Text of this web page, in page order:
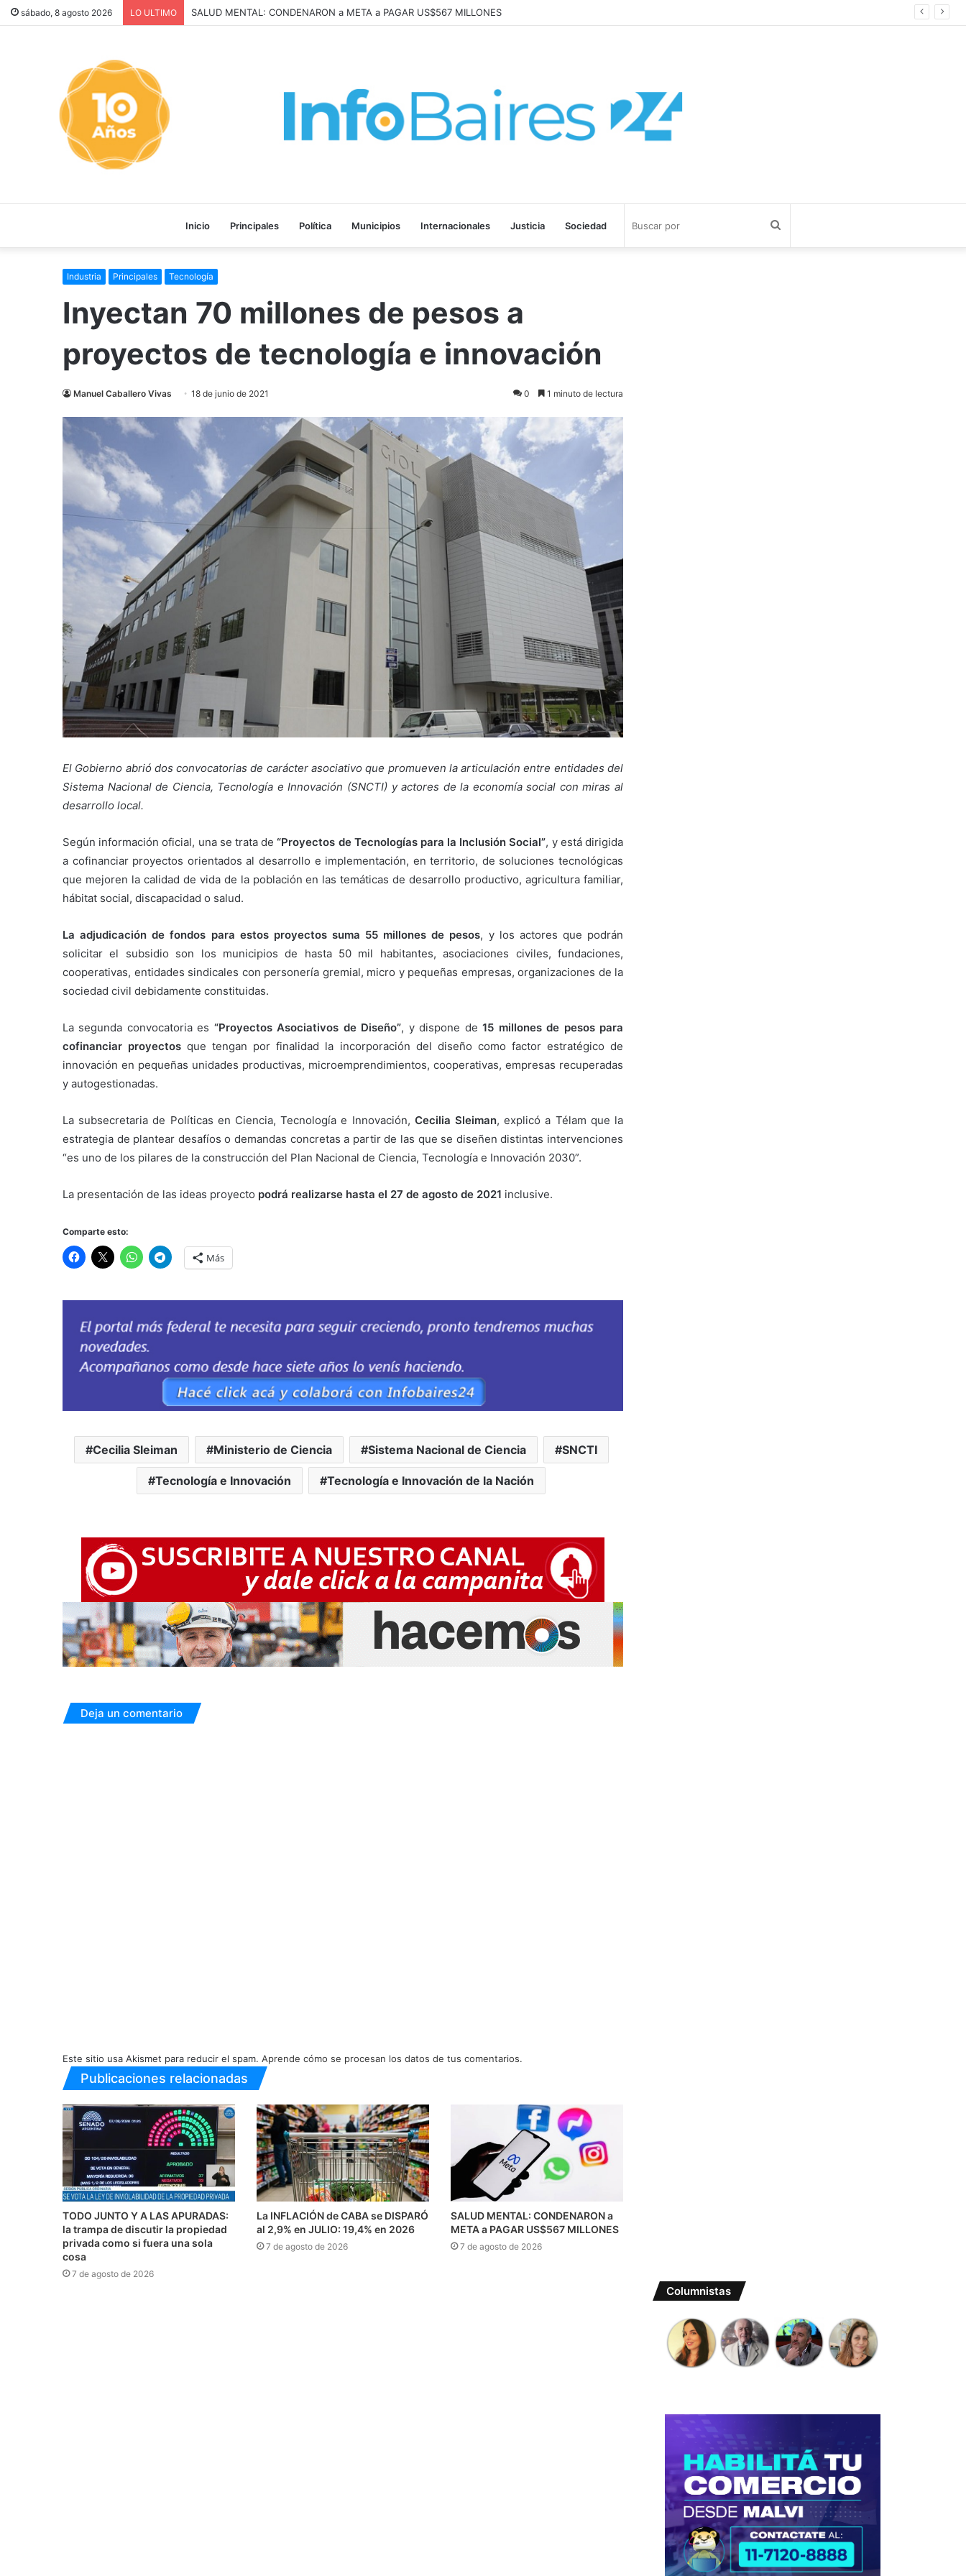
sábado, 8 agosto 2026 LO ULTIMO San Cayetano: Paz, Pan y Trabajo «tenemos que aprender a dialogar y a tratarnos bien» Mons. García Cuerva
Inicio Principales Política Municipios Internacionales Justicia Sociedad
Industria Principales Tecnología
Inyectan 70 millones de pesos a
proyectos de tecnología e innovación
Manuel Caballero Vivas 18 de junio de 2021 0 1 minuto de lectura
El Gobierno abrió dos convocatorias de carácter asociativo que promueven la articulación entre entidades del
Sistema Nacional de Ciencia, Tecnología e Innovación (SNCTI) y actores de la economía social con miras al
desarrollo local.
Según información oficial, una se trata de“Proyectos de Tecnologías para la Inclusión Social”, y está dirigida
a cofinanciar proyectos orientados al desarrollo e implementación, en territorio, de soluciones tecnológicas
que mejoren la calidad de vida de la población en las temáticas de desarrollo productivo, agricultura familiar,
hábitat social, discapacidad o salud.
La adjudicación de fondos para estos proyectos suma 55 millones de pesos, y los actores que podrán
solicitar el subsidio son los municipios de hasta 50 mil habitantes, asociaciones civiles, fundaciones,
cooperativas, entidades sindicales con personería gremial, micro y pequeñas empresas, organizaciones de la
sociedad civil debidamente constituidas.
La segunda convocatoria es “Proyectos Asociativos de Diseño”, y dispone de15 millones de pesos para
cofinanciar proyectos que tengan por finalidad la incorporación del diseño como factor estratégico de
innovación en pequeñas unidades productivas, microemprendimientos, cooperativas, empresas recuperadas
y autogestionadas.
La subsecretaria de Políticas en Ciencia, Tecnología e Innovación, Cecilia Sleiman, explicó a Télam que la
estrategia de plantear desafíos o demandas concretas a partir de las que se diseñen distintas intervenciones
“es uno de los pilares de la construcción del Plan Nacional de Ciencia, Tecnología e Innovación 2030”.
La presentación de las ideas proyecto podrá realizarse hasta el 27 de agosto de 2021 inclusive.
Comparte esto:
Más
Cecilia Sleiman Ministerio de Ciencia Sistema Nacional de Ciencia SNCTI
Tecnología e Innovación Tecnología e Innovación de la Nación
Deja un comentario
Este sitio usa Akismet para reducir el spam. Aprende cómo se procesan los datos de tus comentarios.
Publicaciones relacionadas
TODO JUNTO Y A LAS APURADAS:
la trampa de discutir la propiedad
privada como si fuera una sola
cosa
7 de agosto de 2026
La INFLACIÓN de CABA se DISPARÓ
al 2,9% en JULIO: 19,4% en 2026
7 de agosto de 2026
SALUD MENTAL: CONDENARON a
META a PAGAR US$567 MILLONES
7 de agosto de 2026
Columnistas